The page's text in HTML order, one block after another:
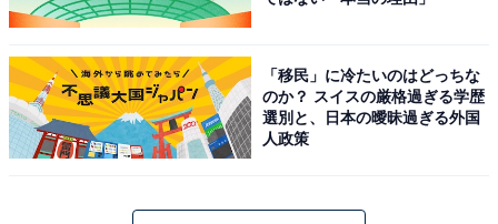
常設展の観覧料は一般300円・高校・大学生200円・名古
料。また、隣接する名古屋市科学館の展示室との共通観
覧券（一般500円）もあり、2館をお得に巡ることができ
ます。地下鉄「伏見駅」より徒歩約8分。
「移民」に冷たいのはどっちな
のか？ スイスの厳格過ぎる学歴
選別と、日本の曖昧過ぎる外国
人政策